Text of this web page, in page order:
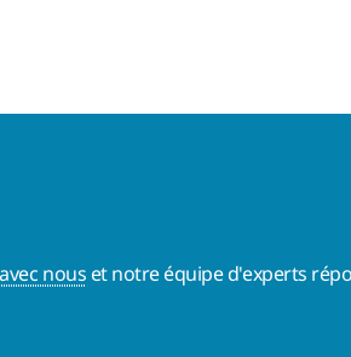
nous et notre équipe d'experts